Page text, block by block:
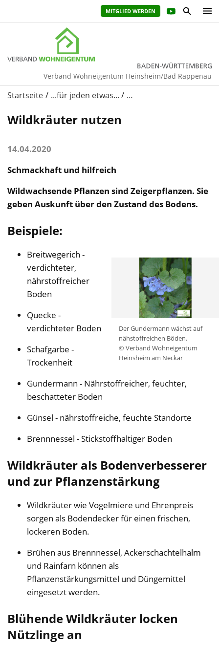
MITGLIED WERDEN
Verband Wohneigentum Heinsheim/Bad Rappenau
Startseite ...für jeden etwas... …
Wildkräuter nutzen
14.04.2020
Schmackhaft und hilfreich
Wildwachsende Pflanzen sind Zeigerpflanzen. Sie
geben Auskunft über den Zustand des Bodens.
Beispiele:
Der Gundermann wächst auf
nähstoffreichen Böden.
© Verband Wohneigentum
Heinsheim am Neckar
Breitwegerich -
verdichteter,
nährstoffreicher
Boden
Quecke -
verdichteter Boden
Schafgarbe -
Trockenheit
Gundermann - Nährstoffreicher, feuchter,
beschatteter Boden
Günsel - nährstoffreiche, feuchte Standorte
Brennnessel - Stickstoffhaltiger Boden
Wildkräuter als Bodenverbesserer
und zur Pflanzenstärkung
Wildkräuter wie Vogelmiere und Ehrenpreis
sorgen als Bodendecker für einen frischen,
lockeren Boden.
Brühen aus Brennnessel, Ackerschachtelhalm
und Rainfarn können als
Pflanzenstärkungsmittel und Düngemittel
eingesetzt werden.
Blühende Wildkräuter locken
Nützlinge an